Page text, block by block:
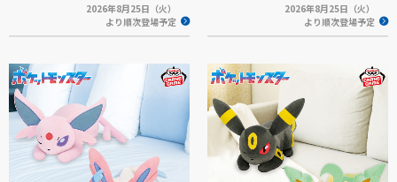
2026年8月25日（火）
より順次登場予定
2026年8月25日（火）
より順次登場予定